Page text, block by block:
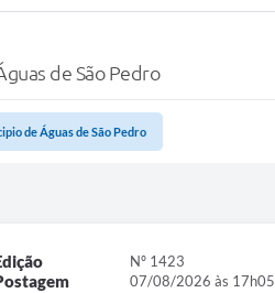
de São Pedro
de Águas de São Pedro
Nº 1423
07/08/2026 às 17h05